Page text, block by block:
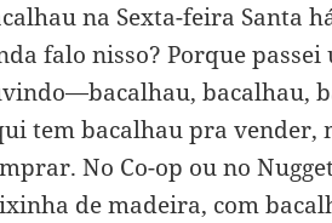
na Sexta-feira Santa
falo nisso? Porque
bacalhau,
tem bacalhau pra vender,
No Co-op ou no
de madeira, com